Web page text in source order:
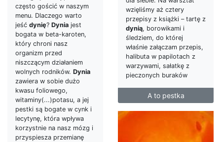
wzięliśmy aż cztery
przepisy z książki – tartę z
dynią, borowikami i
śledziem, do której
właśnie załączam przepis,
halibuta w papilotach z
warzywami, sałatkę z
pieczonych buraków
A to pestka
często gościć w naszym
menu. Dlaczego warto
jeść dynię? Dynia jest
bogata w beta-karoten,
który chroni nasz
organizm przed
niszczącym działaniem
wolnych rodników. Dynia
zawiera w sobie dużo
kwasu foliowego,
witaminy(...)potasu, a jej
pestki są bogate w cynk i
lecytynę, która wpływa
korzystnie na nasz mózg i
przyspiesza przemianę